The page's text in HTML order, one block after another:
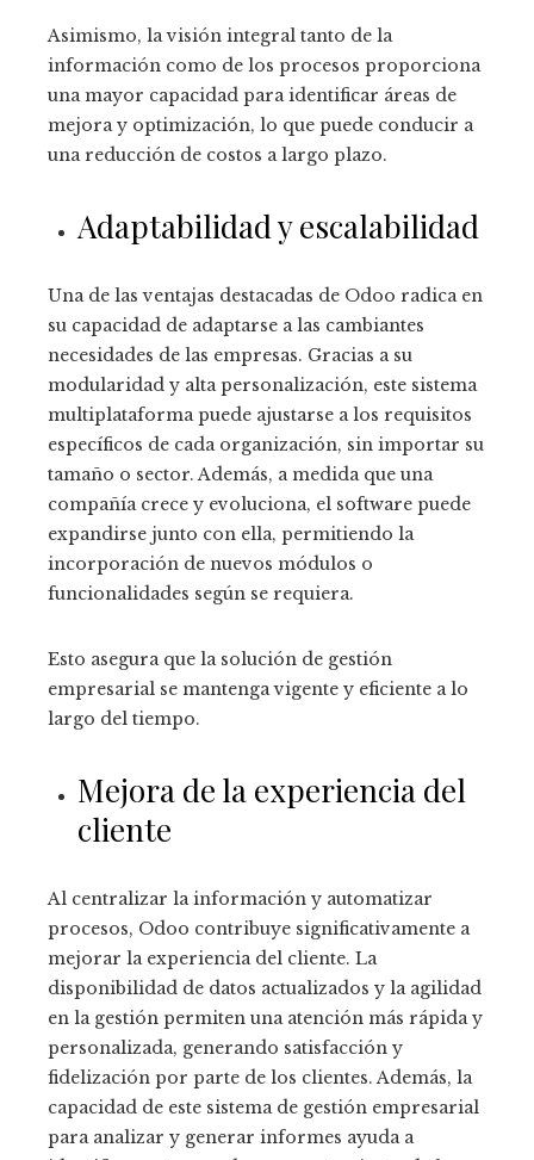
Asimismo, la visión integral tanto de la
información como de los procesos proporciona
una mayor capacidad para identificar áreas de
mejora y optimización, lo que puede conducir a
una reducción de costos a largo plazo.
Adaptabilidad y escalabilidad
Una de las ventajas destacadas de Odoo radica en
su capacidad de adaptarse a las cambiantes
necesidades de las empresas. Gracias a su
modularidad y alta personalización, este sistema
multiplataforma puede ajustarse a los requisitos
específicos de cada organización, sin importar su
tamaño o sector. Además, a medida que una
compañía crece y evoluciona, el software puede
expandirse junto con ella, permitiendo la
incorporación de nuevos módulos o
funcionalidades según se requiera.
Esto asegura que la solución de gestión
empresarial se mantenga vigente y eficiente a lo
largo del tiempo.
Mejora de la experiencia del
cliente
Al centralizar la información y automatizar
procesos, Odoo contribuye significativamente a
mejorar la experiencia del cliente. La
disponibilidad de datos actualizados y la agilidad
en la gestión permiten una atención más rápida y
personalizada, generando satisfacción y
fidelización por parte de los clientes. Además, la
capacidad de este sistema de gestión empresarial
para analizar y generar informes ayuda a